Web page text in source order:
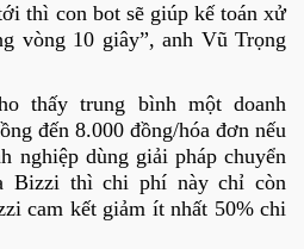
thì con bot sẽ giúp kế toán xử
vòng 10 giây”, anh Vũ Trọng
thấy trung bình một doanh
đến 8.000 đồng/hóa đơn nếu
nghiệp dùng giải pháp chuyển
Bizzi thì chi phí này chỉ còn
cam kết giảm ít nhất 50% chi